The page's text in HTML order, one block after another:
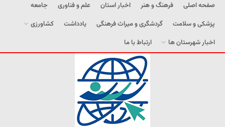
صفحه اصلی فرهنگ و هنر اخبار استان علم و فناوری
جامعه
پزشکی و سلامت
گردشگری و میراث فرهنگی یادداشت
کشاورزی
اخبار شهرستان ها
ارتباط با ما